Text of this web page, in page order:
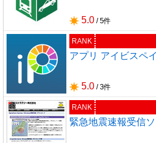
5.0 / 5件
RANK
5.0 / 3件
RANK
緊急地震速報受信